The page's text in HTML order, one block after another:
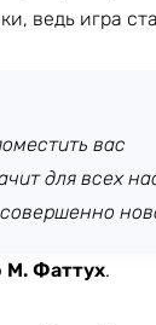
ведь игра
вас
для всех
Фаттух.